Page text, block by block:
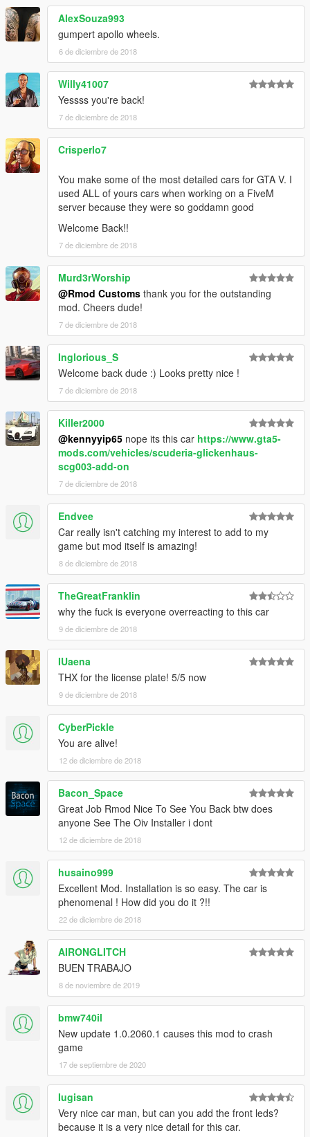
AlexSouza993
gumpert apollo wheels.
6 de diciembre de 2018
Willy41007
Yessss you're back!
7 de diciembre de 2018
Crisperlo7
You make some of the most detailed cars for GTA V. I
used ALL of yours cars when working on a FiveM
server because they were so goddamn good
Welcome Back!!
7 de diciembre de 2018
Murd3rWorship
@Rmod Customs thank you for the outstanding
mod. Cheers dude!
7 de diciembre de 2018
Inglorious_S
Welcome back dude :) Looks pretty nice !
7 de diciembre de 2018
Killer2000
@kennyyip65 nope its this car https://www.gta5-
mods.com/vehicles/scuderia-glickenhaus-
scg003-add-on
7 de diciembre de 2018
Endvee
Car really isn't catching my interest to add to my
game but mod itself is amazing!
8 de diciembre de 2018
TheGreatFranklin
why the fuck is everyone overreacting to this car
9 de diciembre de 2018
IUaena
THX for the license plate! 5/5 now
9 de diciembre de 2018
CyberPickle
You are alive!
12 de diciembre de 2018
Bacon_Space
Great Job Rmod Nice To See You Back btw does
anyone See The Oiv Installer i dont
12 de diciembre de 2018
husaino999
Excellent Mod. Installation is so easy. The car is
phenomenal ! How did you do it ?!!
22 de diciembre de 2018
AIRONGLITCH
BUEN TRABAJO
8 de noviembre de 2019
bmw740il
New update 1.0.2060.1 causes this mod to crash
game
17 de septiembre de 2020
Iugisan
Very nice car man, but can you add the front leds?
because it is a very nice detail for this car.